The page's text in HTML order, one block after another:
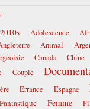
2010s Adolescence
Animal
Canada Chine
Couple
Errance Espagne
Fantastique Femme